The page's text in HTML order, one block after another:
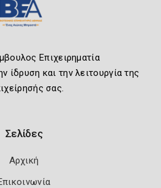
Επιχειρηματία
ίδρυση και την λειτουργία της
σας.
Σελίδες
Αρχική